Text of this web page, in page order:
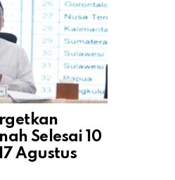
Selesai 10
Agustus